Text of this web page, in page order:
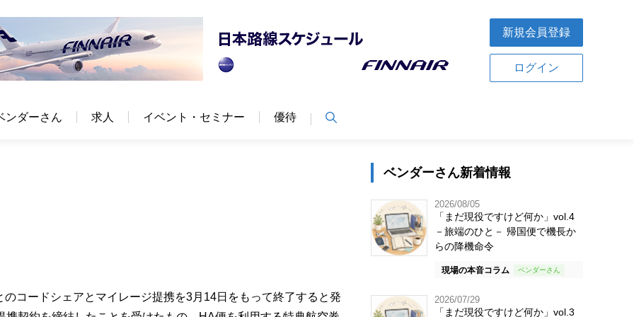
新規会員登録
ログイン
ンダーさん 求人 イベント・セミナー 優待
コードシェアとマイレージ提携を3月14日をもって終了すると発
ベンダーさん新着情報
2026/08/05
「まだ現役ですけど何か」vol.4
－旅端のひと－ 帰国便で機長か
らの降機命令
現場の本音コラム
2026/07/29
「まだ現役ですけど何か」vol.3